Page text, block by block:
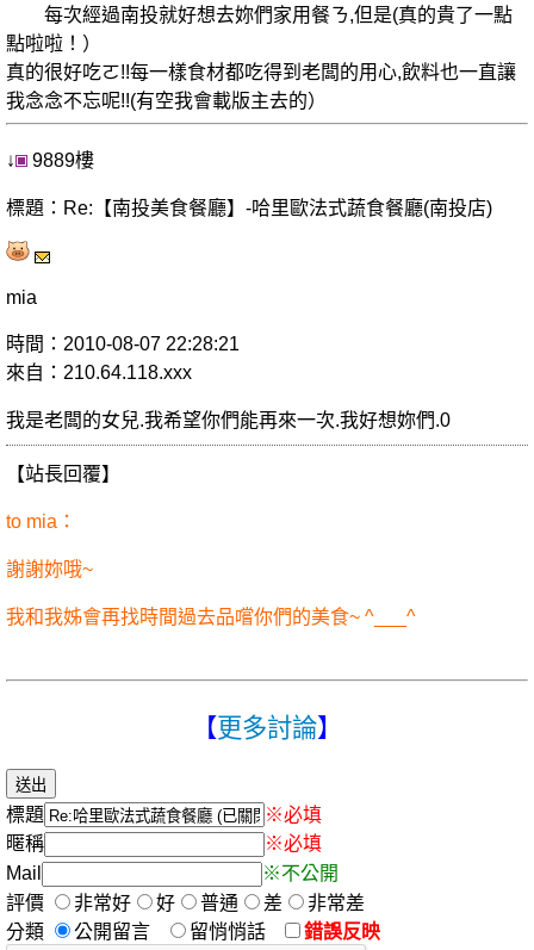
每次經過南投就好想去妳們家用餐ㄋ,但是(真的貴了一點
點啦啦！）
真的很好吃ㄛ!!每一樣食材都吃得到老闆的用心,飲料也一直讓
我念念不忘呢!!(有空我會載版主去的）
↓ 9889樓
標題：Re:【南投美食餐廳】-哈里歐法式蔬食餐廳(南投店)
mia
時間：2010-08-07 22:28:21
來自：210.64.118.xxx
我是老闆的女兒.我希望你們能再來一次.我好想妳們.0
【站長回覆】
to mia：
謝謝妳哦~
我和我姊會再找時間過去品嚐你們的美食~ ^___^
【 更多討論】
標題
※必填
暱稱
※必填
Mail
※不公開
評價
非常好 好 普通 差
非常差
分類
公開留言 留悄悄話 錯誤反映